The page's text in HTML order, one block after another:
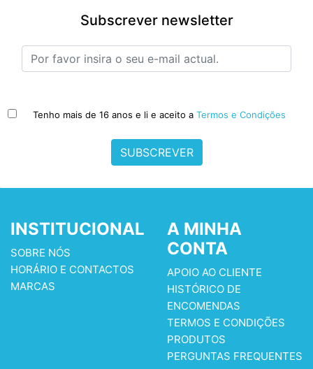
Subscrever newsletter
Tenho mais de 16 anos e li e aceito a Termos e Condições
SUBSCREVER
INSTITUCIONAL
SOBRE NÓS
HORÁRIO E CONTACTOS
MARCAS
A MINHA
CONTA
APOIO AO CLIENTE
HISTÓRICO DE
ENCOMENDAS
TERMOS E CONDIÇÕES
PRODUTOS
PERGUNTAS FREQUENTES